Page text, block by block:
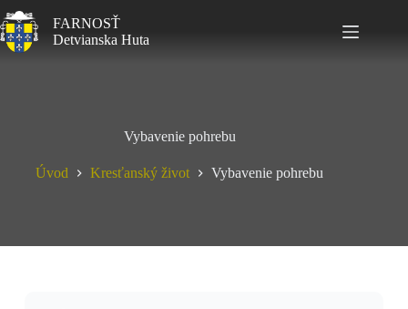
FARNOSŤ
Detvianska Huta
Vybavenie pohrebu
Úvod Kresťanský život Vybavenie pohrebu